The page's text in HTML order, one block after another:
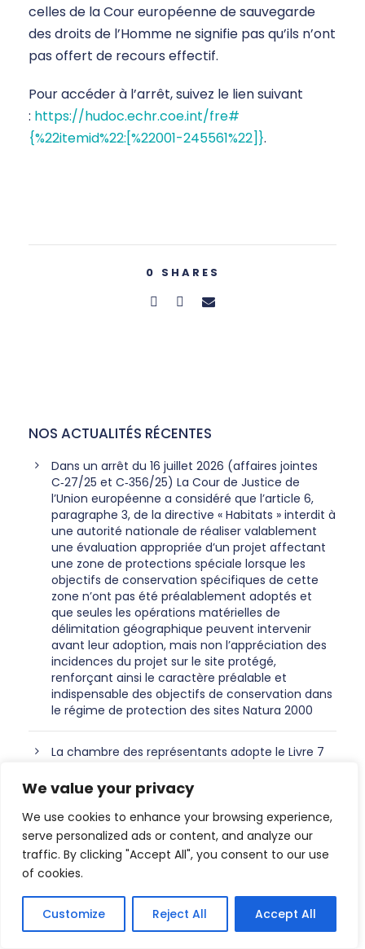
We value your privacy
We use cookies to enhance your browsing experience,
serve personalized ads or content, and analyze our
traffic. By clicking "Accept All", you consent to our use
of cookies.
Customize Reject All Accept All
celles de la Cour européenne de sauvegarde
des droits de l’Homme ne signifie pas qu’ils n’ont
pas offert de recours effectif.
Pour accéder à l’arrêt, suivez le lien suivant
: https://hudoc.echr.coe.int/fre#
{%22itemid%22:[%22001-245561%22]}.
0 SHARES
NOS ACTUALITÉS RÉCENTES
Dans un arrêt du 16 juillet 2026 (affaires jointes
C‑27/25 et C‑356/25) La Cour de Justice de
l’Union européenne a considéré que l’article 6,
paragraphe 3, de la directive « Habitats » interdit à
une autorité nationale de réaliser valablement
une évaluation appropriée d’un projet affectant
une zone de protections spéciale lorsque les
objectifs de conservation spécifiques de cette
zone n’ont pas été préalablement adoptés et
que seules les opérations matérielles de
délimitation géographique peuvent intervenir
avant leur adoption, mais non l’appréciation des
incidences du projet sur le site protégé,
renforçant ainsi le caractère préalable et
indispensable des objectifs de conservation dans
le régime de protection des sites Natura 2000
La chambre des représentants adopte le Livre 7
modernise notamment les différents contrats
immobiliers (vente, entreprise/service immobilier
et bail) : quels changements pour les
professionnels de l’immobilier
Dans un arrêt du 9 juillet 2026 (aff. C-166/25 –
portugaise), la Cour de justice de l’Union
européenne condamne le Portugal en